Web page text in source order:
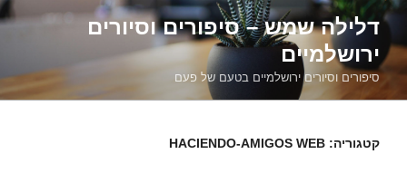
דילוג
לתוכןדלילה שמש – סיפורים וסיורים
ירושלמיים
סיפורים וסיורים ירושלמיים בטעם של פעם
קטגוריה: HACIENDO-AMIGOS WEB